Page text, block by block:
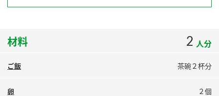
お酢を知ろう！
ぽん酢サワー
各部門が大切にしていること
地図から取り扱い店舗を探す
材料 2 人分
ご飯 茶碗２杯分
卵 ２個